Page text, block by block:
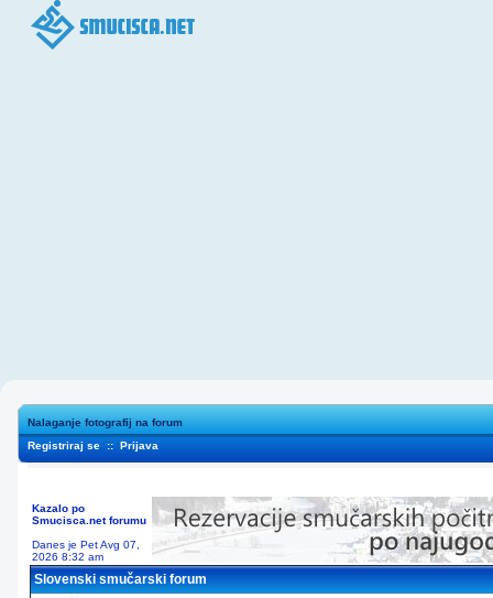
Nalaganje fotografij na forum
Registriraj se :: Prijava
Kazalo po
Smucisca.net forumu
Danes je Pet Avg 07,
2026 8:32 am
Slovenski smučarski forum